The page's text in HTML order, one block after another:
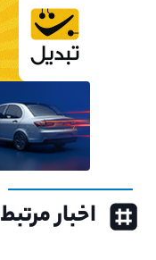
اخبار مرتبط